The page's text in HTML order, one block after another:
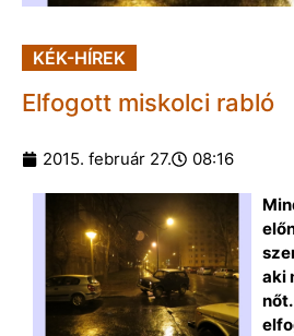
KÉK-HÍREK
Elfogott miskolci rabló
2015. február 27. 08:16
aki